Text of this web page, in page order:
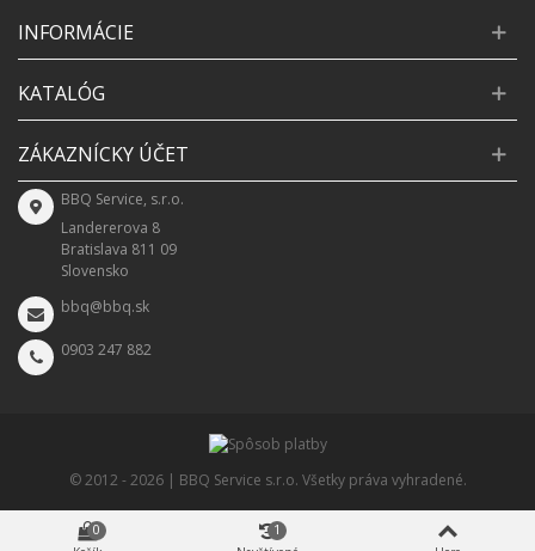
INFORMÁCIE
KATALÓG
ZÁKAZNÍCKY ÚČET
BBQ Service, s.r.o.
Landererova 8
Bratislava 811 09
Slovensko
bbq@bbq.sk
0903 247 882
© 2012 -2026 | BBQ Service s.r.o. Všetky práva vyhradené.
0 1